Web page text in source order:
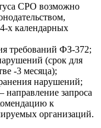
СРО возможно
х календарных
требований ФЗ-372;
(срок для
-3 месяца);
нарушений;
направление запроса
к
организаций.